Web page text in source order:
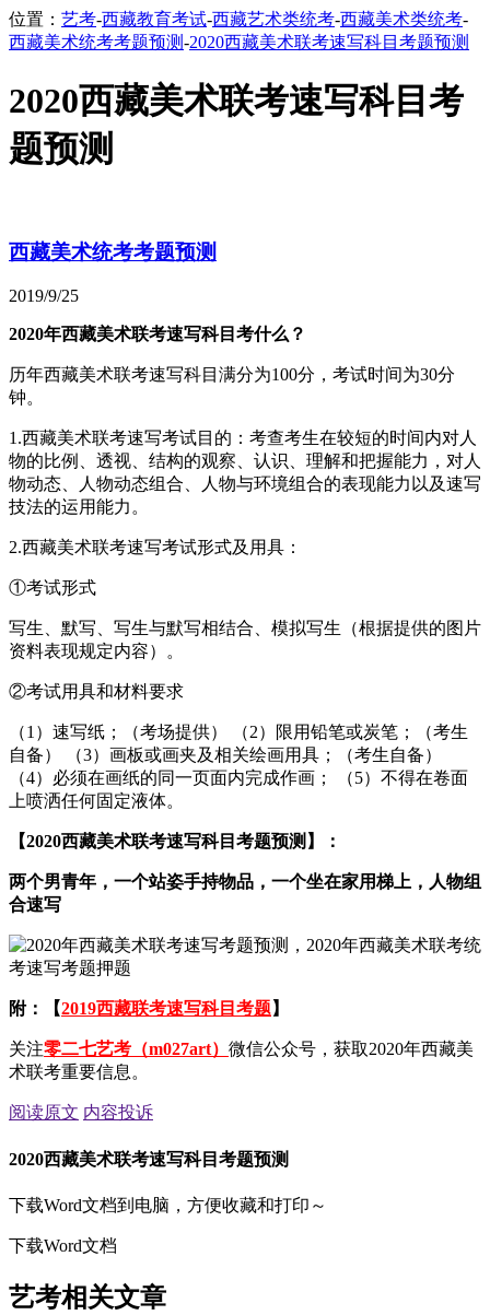
位置： 艺考-西藏教育考试-西藏艺术类统考-西藏美术类统考-
西藏美术统考考题预测-2020西藏美术联考速写科目考题预测
2020西藏美术联考速写科目考
题预测
西藏美术统考考题预测
2019/9/25
2020年西藏美术联考速写科目考什么？
历年西藏美术联考速写科目满分为100分，考试时间为30分
钟。
1.西藏美术联考速写考试目的：考查考生在较短的时间内对人
物的比例、透视、结构的观察、认识、理解和把握能力，对人
物动态、人物动态组合、人物与环境组合的表现能力以及速写
技法的运用能力。
2.西藏美术联考速写考试形式及用具：
①考试形式
写生、默写、写生与默写相结合、模拟写生（根据提供的图片
资料表现规定内容）。
②考试用具和材料要求
（1）速写纸；（考场提供） （2）限用铅笔或炭笔；（考生
自备） （3）画板或画夹及相关绘画用具；（考生自备）
（4）必须在画纸的同一页面内完成作画； （5）不得在卷面
上喷洒任何固定液体。
【2020西藏美术联考速写科目考题预测】：
两个男青年，一个站姿手持物品，一个坐在家用梯上，人物组
合速写
附：【2019西藏联考速写科目考题】
关注零二七艺考（m027art） 微信公众号，获取2020年西藏美
术联考重要信息。
阅读原文 内容投诉
2020西藏美术联考速写科目考题预测
下载Word文档到电脑，方便收藏和打印～
下载Word文档
艺考相关文章